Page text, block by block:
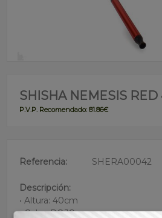
SHISHA NEMESIS RED
P.V.P. Recomendado: 81.86€
Referencia: SHERA00042
Descripción:
• Altura: 40cm
• Color: ROJO